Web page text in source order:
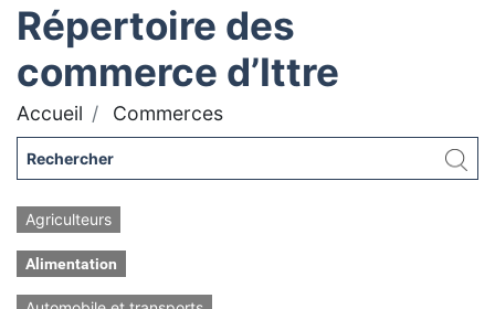
Répertoire des
commerce d’Ittre
Accueil Commerces
Agriculteurs
Alimentation